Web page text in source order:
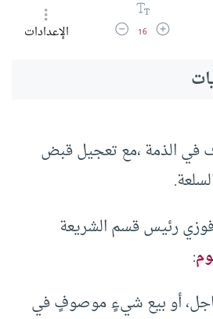
زيادة حجم الخط
16 تقليل حجم الخطالإعدادات
في الذمة ،مع تعجيل قبض
رئيس قسم الشريعة
:
أو بيع شيءٍ موصوفٍ في